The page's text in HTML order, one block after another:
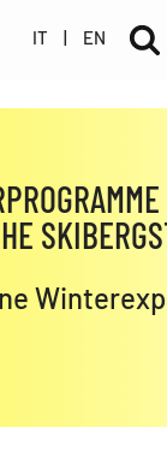
IT | EN